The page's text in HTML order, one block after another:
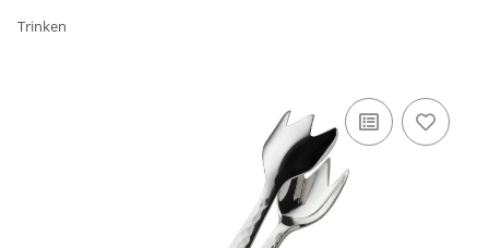
Trinken